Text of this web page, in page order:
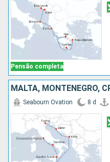
Pensão completa
Seabourn Ovation 8 d